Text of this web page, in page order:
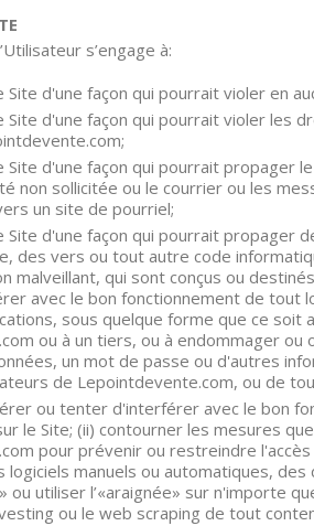
s’engage à:
Site d'une façon qui pourrait violer en
Site d'une façon qui pourrait violer les
Site d'une façon qui pourrait propager
non sollicitée ou le courrier ou les
un site de pourriel;
Site d'une façon qui pourrait propager
des vers ou tout autre code
malveillant, qui sont conçus ou
avec le bon fonctionnement de tout
sous quelque forme que ce soit
ou à un tiers, ou à endommager ou
un mot de passe ou d'autres
de Lepointdevente.com, ou de
ou tenter d'interférer avec le bon
le Site; (ii) contourner les mesures
pour prévenir ou restreindre
logiciels manuels ou automatiques,
ou utiliser l’«araignée» sur n'importe
ou le web scraping de tout